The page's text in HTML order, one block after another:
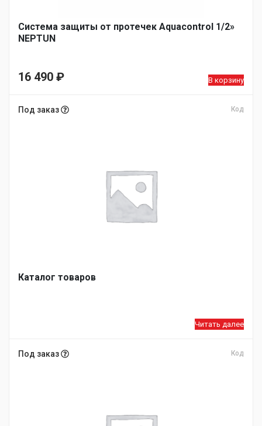
Система защиты от протечек Aquacontrol 1/2»
NEPTUN
16 490 ₽ В корзину
Под заказ Код
Каталог товаров
Читать далее
Под заказ Код